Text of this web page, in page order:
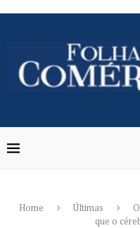
Home Últimas
que o